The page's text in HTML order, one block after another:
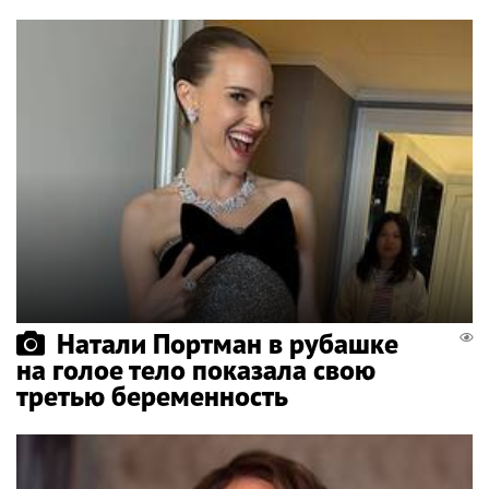
Натали Портман в рубашке
на голое тело показала свою
третью беременность